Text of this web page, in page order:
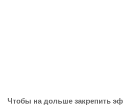
Чтобы на дольше закрепить